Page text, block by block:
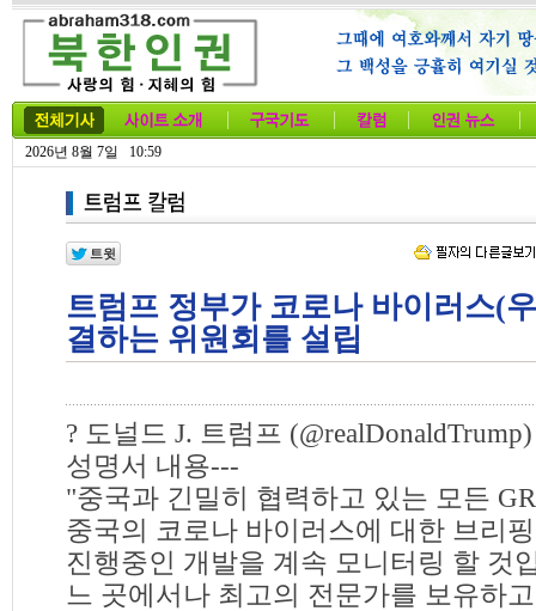
2026년 8월 7일 10:59
트럼프 정부가 코로나 바이러스(
결하는 위원회를 설립
? 도널드 J. 트럼프
성명서 내용---
"중국과 긴밀히 협력하고 있는 모든
중국의 코로나 바이러스에 대한 브리
진행중인 개발을 계속 모니터링 할 것
느 곳에서나 최고의 전문가를 보유하